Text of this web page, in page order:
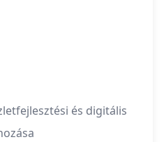
és digitális